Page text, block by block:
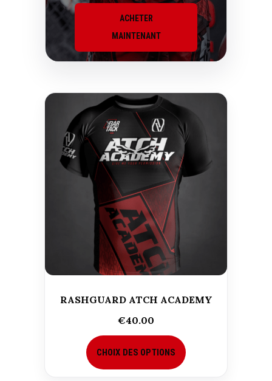
ACHETER
MAINTENANT
RASHGUARD ATCH ACADEMY
€40.00
CHOIX DES OPTIONS